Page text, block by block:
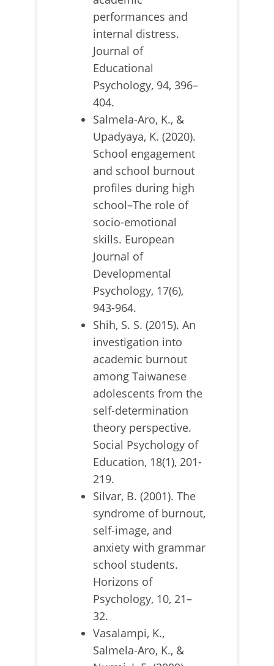
performances and
internal distress.
Journal of
Educational
Psychology, 94, 396–
404.
Salmela-Aro, K., &
Upadyaya, K. (2020).
School engagement
and school burnout
profiles during high
school–The role of
socio-emotional
skills. European
Journal of
Developmental
Psychology, 17(6),
943-964.
Shih, S. S. (2015). An
investigation into
academic burnout
among Taiwanese
adolescents from the
self-determination
theory perspective.
Social Psychology of
Education, 18(1), 201-
219.
Silvar, B. (2001). The
syndrome of burnout,
self-image, and
anxiety with grammar
school students.
Horizons of
Psychology, 10, 21–
32.
Vasalampi, K.,
Salmela-Aro, K., &